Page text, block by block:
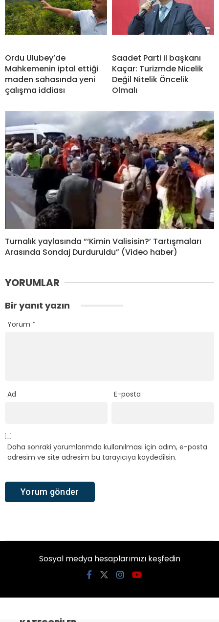
Ordu Ulubey’de
Mahkemenin iptal ettiği
maden sahasında yeni
çalışma iddiası
Saadet Parti il başkanı
Kaçar: Turizmde Nicelik
Değil Nitelik Öncelik
Olmalı
Turnalık yaylasında “‘Kimin Valisisin?’ Tartışmaları
Arasında Sondaj Durduruldu” (Video haber)
YORUMLAR
Bir yanıt yazın
Yorum *
Ad E-posta
Daha sonraki yorumlarımda kullanılması için adım, e-posta
adresim ve site adresim bu tarayıcıya kaydedilsin.
Sosyal medya hesaplarımızı keşfedin